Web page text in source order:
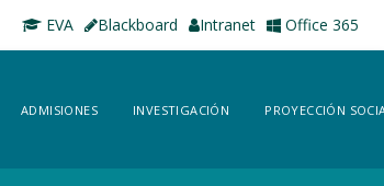
EVA Blackboard Intranet Office 365
ADMISIONES INVESTIGACIÓN PROYECCIÓN